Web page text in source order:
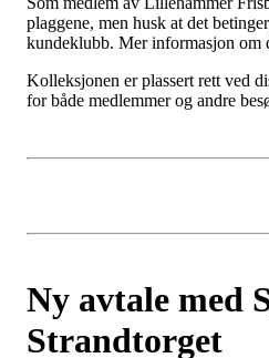
Nå kan du skaffe deg vår nye
Strandtorget!